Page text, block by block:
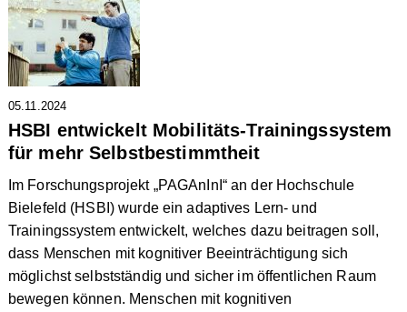
05.11.2024
HSBI entwickelt Mobilitäts-Trainingssystem
für mehr Selbstbestimmtheit
Im Forschungsprojekt „PAGAnInI“ an der Hochschule
Bielefeld (HSBI) wurde ein adaptives Lern- und
Trainingssystem entwickelt, welches dazu beitragen soll,
dass Menschen mit kognitiver Beeinträchtigung sich
möglichst selbstständig und sicher im öffentlichen Raum
bewegen können. Menschen mit kognitiven